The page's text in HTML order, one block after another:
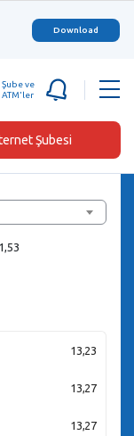
Download
Şube ve
ATM'ler
Şubesi
1,53
13,23
13,27
13,27